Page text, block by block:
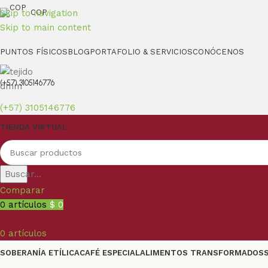
Skip to navigation
Skip to main content
COP
PUNTOS FÍSICOS BLOG PORTAFOLIO & SERVICIOSCONÓCENOS
(+57) 3105146776
(+57) 3105146776
TIENDA VIRTUAL
Buscar...
Comparar
0 artículos $ 0
0 artículos
SOBERANÍA ETÍLICACAFÉ ESPECIALALIMENTOS TRANSFORMADOS